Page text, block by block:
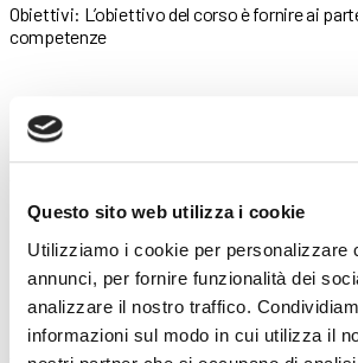
Questo sito web utilizza i cookie
Utilizziamo i cookie per personalizzare
annunci, per fornire funzionalità dei
analizzare il nostro traffico.
informazioni sul modo in cui utilizza il
Obiettivi: L’obiettivo del corso è fornire ai
competenze
15 Maggio 2026
Guida in sicurezza del carrello
Obiettivi: L’obiettivo del corso è fornire ai
competenze
15 Maggio 2026
Addetti alla conduzione di carrelli